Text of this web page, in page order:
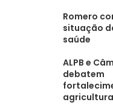
Romero
situação
saúde
ALPB e
debatem